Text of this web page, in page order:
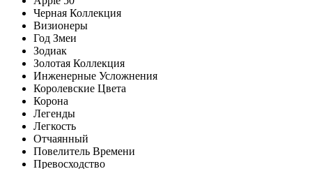
Черная Коллекция
Визионеры
Год Змеи
Зодиак
Золотая Коллекция
Инженерные Усложнения
Королевские Цвета
Корона
Легенды
Легкость
Отчаянный
Повелитель Времени
Превосходство